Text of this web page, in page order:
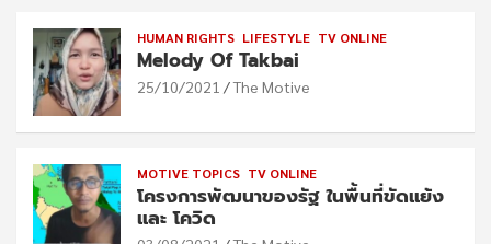
HUMAN RIGHTS LIFESTYLE TV ONLINE
Melody Of Takbai
25/10/2021 The Motive
MOTIVE TOPICS TV ONLINE
โครงการพัฒนาของรัฐ ในพื้นที่ขัดแย้ง
และ โควิด